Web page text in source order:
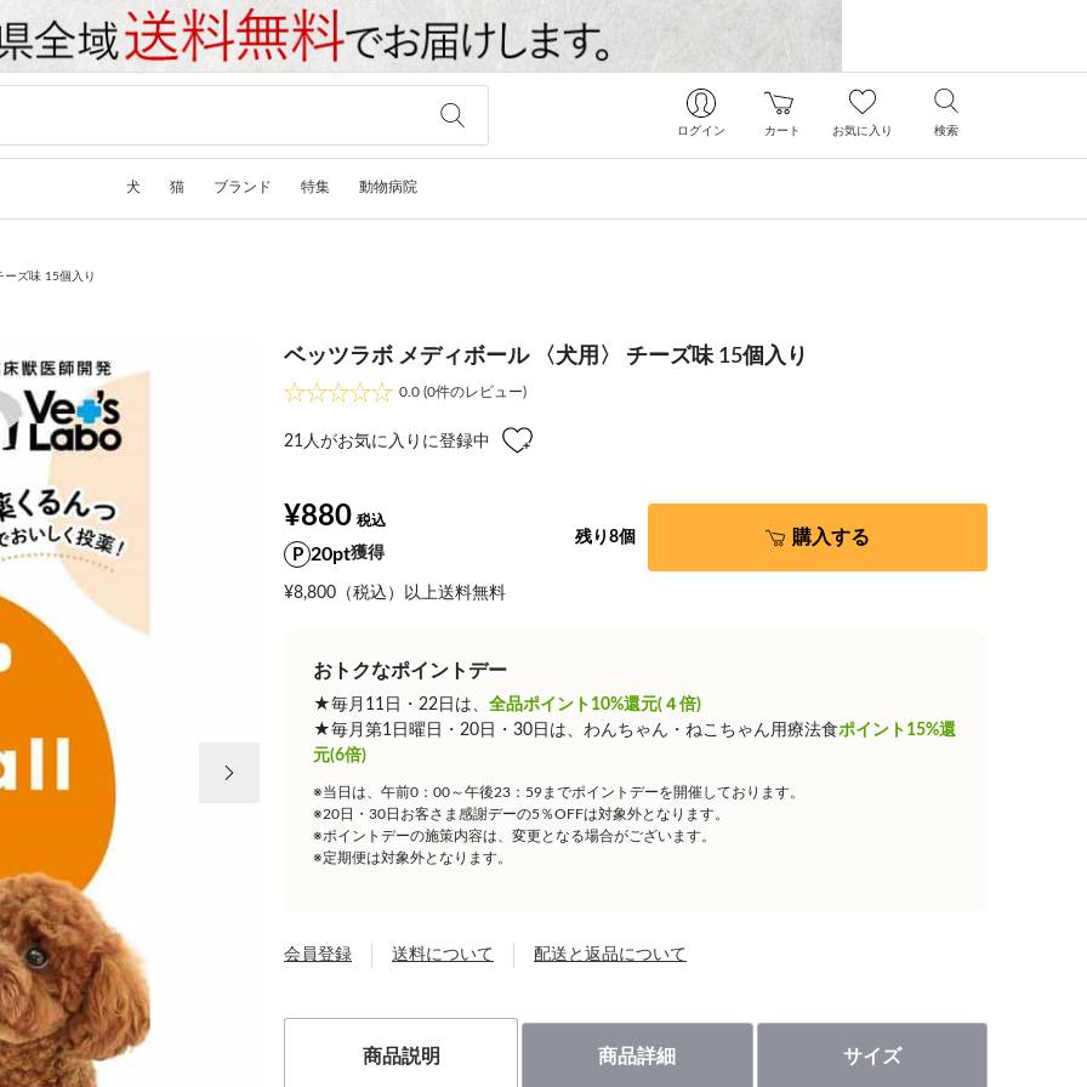
ログイン カート お気に入り 検索
犬 猫 ブランド 特集 動物病院
ーズ味 15個入り
ベッツラボ メディボール 〈犬用〉 チーズ味 15個入り
0.0 (0件のレビュー)
21 人がお気に入りに登録中
¥880
20pt獲得
¥8,800（税込）以上送料無料
残り8個 購入する
おトクなポイントデー
★毎月11日・22日は、 全品ポイント10%還元(４倍)
★毎月第1日曜日・20日・30日は、わんちゃん・ねこちゃん用療法食ポイント15%還
元(6倍)
※当日は、午前0：00～午後23：59までポイントデーを開催しております。
※20日・30日お客さま感謝デーの5％OFFは対象外となります。
※ポイントデーの施策内容は、変更となる場合がございます。
※定期便は対象外となります。
会員登録 送料について 配送と返品について
商品説明 商品詳細 サイズ